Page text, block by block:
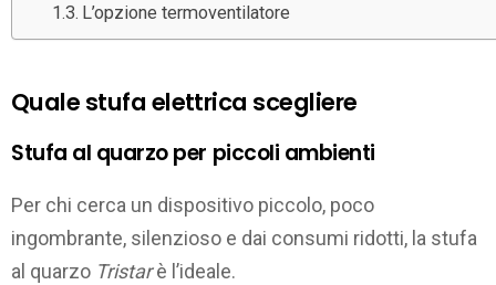
L’opzione termoventilatore
Quale stufa elettrica scegliere
Stufa al quarzo per piccoli ambienti
Per chi cerca un dispositivo piccolo, poco
ingombrante, silenzioso e dai consumi ridotti, la stufa
al quarzo Tristarè l’ideale.